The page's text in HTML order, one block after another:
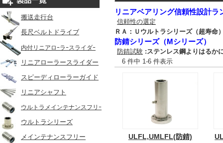
搬送走行台
長尺ベルトドライブ
内付リニアロｰラｰスライダｰ
リニアローラースライダー
スピーディローラーガイド
リニアシャフト
ウルトラメインテナンスフリｰ
ウルトラシリーズ
メインテナンスフリー
リニアベアリング信頼性設計
信頼性の選定
ＲＡ：Ｕウルトラシリーズ（超寿命
防錆シリーズ（Mシリーズ）
防錆試験 :ステンレス鋼よりはるか
6 件中 1-6 件表示
ULFL,UMLFL(防錆)